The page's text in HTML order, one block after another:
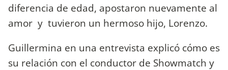
diferencia de edad, apostaron nuevamente al
amor y tuvieron un hermoso hijo, Lorenzo.
Guillermina en una entrevista explicó cómo es
su relación con el conductor de Showmatch y